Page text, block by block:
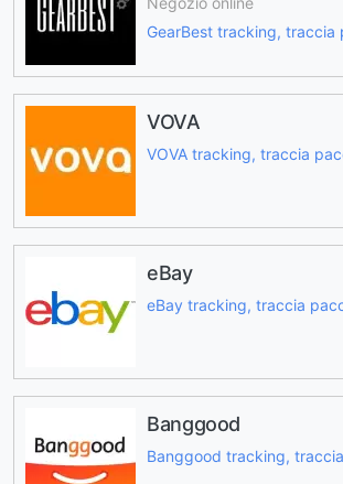
GearBest tracking, traccia
VOVA
VOVA tracking, traccia
eBay
eBay tracking, traccia
Banggood
Banggood tracking,